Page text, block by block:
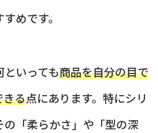
めです。
いっても商品を自分の目で
きる点にあります。特にシリ
の「柔らかさ」や「型の深